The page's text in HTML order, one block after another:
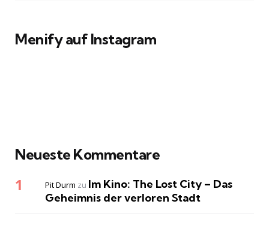
Menify auf Instagram
Neueste Kommentare
Pit Durm zu Im Kino: The Lost City – Das
Geheimnis der verloren Stadt